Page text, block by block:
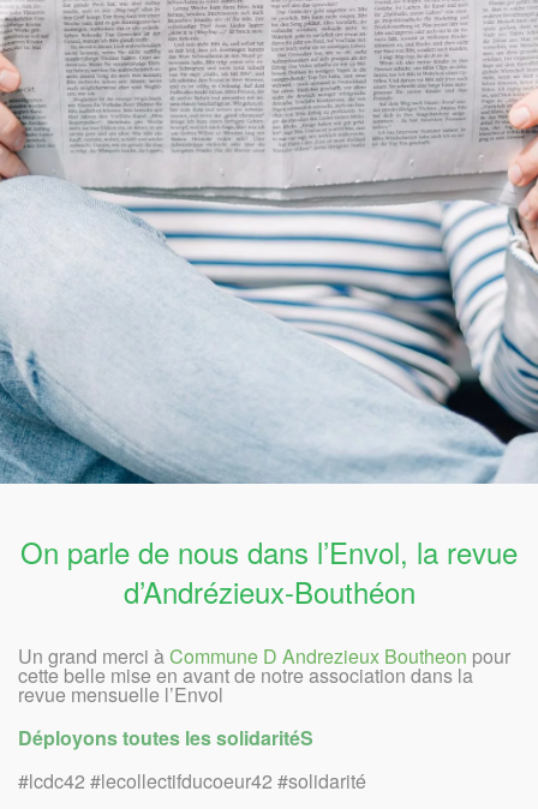
On parle de nous dans l’Envol, la revue
d’Andrézieux-Bouthéon
Un grand merci àCommune D Andrezieux Boutheon pour
cette belle mise en avant de notre association dans la
revue mensuelle l’Envol
Déployons toutes les solidaritéS
#lcdc42 #lecollectifducoeur42 #solidarité